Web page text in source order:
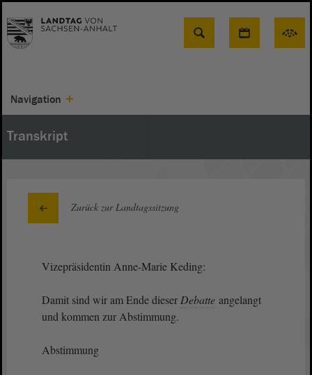
Suche
Navigation
Transkript
Zurück zur Landtagssitzung
Vizepräsidentin Anne-Marie Keding:
Damit sind wir am Ende dieser Debatte angelangt
und kommen zur Abstimmung.
Abstimmung